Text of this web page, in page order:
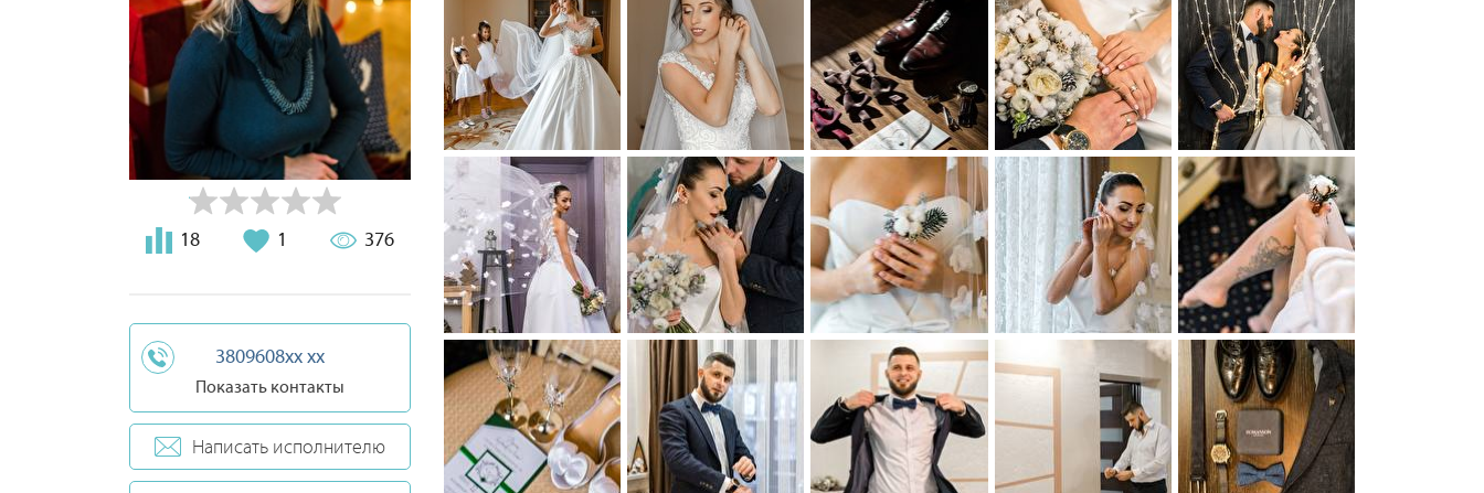
18 1 376
3809608xx xx
Показать контакты
Написать исполнителю
0 0 0 0 0 0 0
0 0 0 0 0 0